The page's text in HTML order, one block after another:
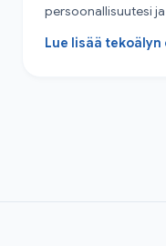
persoonallisuutesi
Lue lisää